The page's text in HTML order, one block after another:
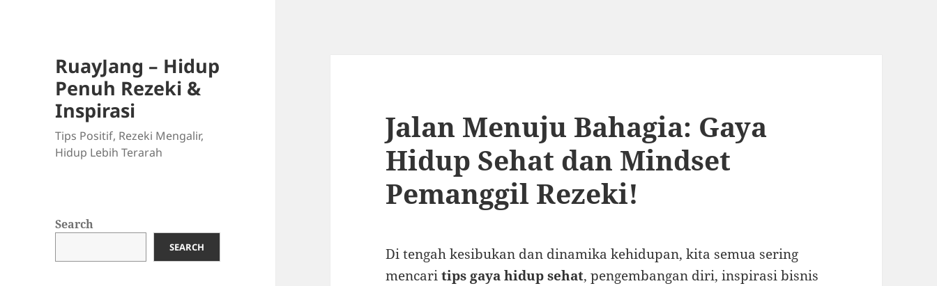
RuayJang – Hidup
Penuh Rezeki &
Inspirasi
Tips Positif, Rezeki Mengalir,
Hidup Lebih Terarah
Search
SEARCH
Jalan Menuju Bahagia: Gaya
Hidup Sehat dan Mindset
Pemanggil Rezeki!
Di tengah kesibukan dan dinamika kehidupan, kita semua sering
mencaritips gaya hidup sehat, pengembangan diri, inspirasi bisnis